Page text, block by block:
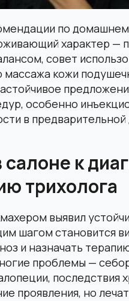
по
характер —
совет
кожи
особенно
в предварительной
салоне к
трихолога
выявил
шагом становится
и назначать
проблемы —
последствия
проявления, но